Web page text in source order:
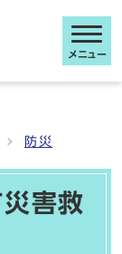
メニュー
防災
害救